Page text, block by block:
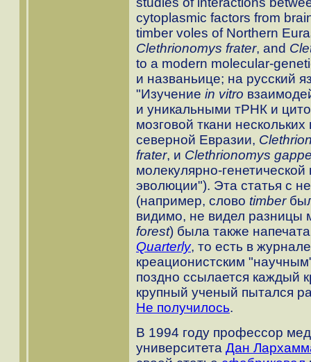
cytoplasmic factors from
timber voles of Northern
Clethrionomys frater, and
to a modern molecular-
и названьице; на русский
"Изучение in vitro
и уникальными тРНК и
мозговой ткани
северной Евразии,
frater, и Clethrionomys
молекулярно-
эволюции"). Эта статья с
(например, слово timber
видимо, не видел
forest) была также
Quarterly, то есть в
креационистским
поздно ссылается каждый
крупный ученый пытался
Не получилось.
В 1994 году профессор
университета Дан